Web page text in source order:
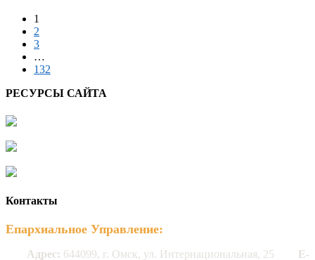
1
2
3
…
132
РЕСУРСЫ САЙТА
Контакты
Епархиальное Управление:
Адрес: 644099, г. Омск, ул. Интернациональная, 25 E-